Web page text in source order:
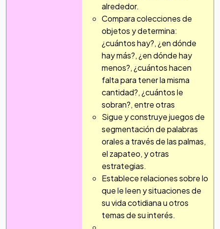
alrededor.
Compara colecciones de
objetos y determina:
¿cuántos hay?, ¿en dónde
hay más?, ¿en dónde hay
menos?, ¿cuántos hacen
falta para tener la misma
cantidad?, ¿cuántos le
sobran?, entre otras
Sigue y construye juegos de
segmentación de palabras
orales a través de las palmas,
el zapateo, y otras
estrategias.
Establece relaciones sobre lo
que le leen y situaciones de
su vida cotidiana u otros
temas de su interés.